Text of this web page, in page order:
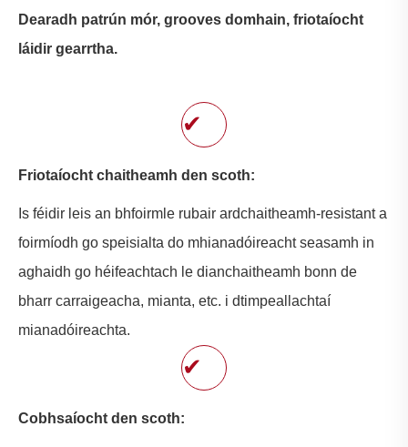
Dearadh patrún mór, grooves domhain, friotaíocht
láidir gearrtha.
✔
Friotaíocht chaitheamh den scoth:
Is féidir leis an bhfoirmle rubair ardchaitheamh-resistant a
foirmíodh go speisialta do mhianadóireacht seasamh in
aghaidh go héifeachtach le dianchaitheamh bonn de
bharr carraigeacha, mianta, etc. i dtimpeallachtaí
mianadóireachta.
✔
Cobhsaíocht den scoth: